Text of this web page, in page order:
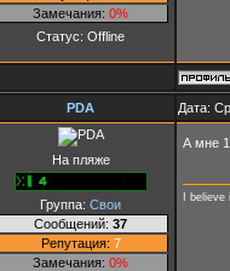
Замечания: 0%
Статус: Offline
PDA Дата:
На пляже
Группа: Свои
Сообщений: 37
Репутация: 7
Замечания: 0%
А мне
I